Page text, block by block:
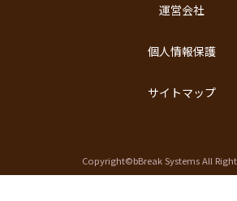
運営会社
個人情報保護
サイトマップ
Copyright©bBreak Systems All